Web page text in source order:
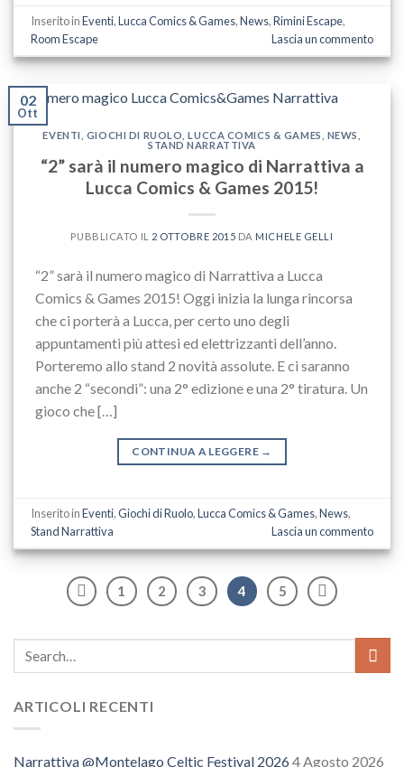
Inserito inEventi,Lucca Comics & Games,News,Rimini Escape,
Room Escape
Lascia un commento
02
Ott
EVENTI GIOCHI DI RUOLO ,LUCCA COMICS & GAMES NEWS
STAND NARRATTIVA
“2” sarà il numero magico di Narrattiva a
Lucca Comics & Games 2015!
PUBBLICATO IL 2 OTTOBRE 2015 DA MICHELE GELLI
“2” sarà il numero magico di Narrattiva a Lucca
Comics & Games 2015! Oggi inizia la lunga rincorsa
che ci porterà a Lucca, per certo uno degli
appuntamenti più attesi ed elettrizzanti dell’anno.
Porteremo allo stand 2 novità assolute. E ci saranno
anche 2 “secondi”: una 2° edizione e una 2° tiratura. Un
gioco che […]
CONTINUA A LEGGERE →
Inserito inEventi,Giochi di Ruolo,Lucca Comics & Games,News,
Stand Narrattiva
Lascia un commento
1 2 3 4 5
ARTICOLI RECENTI
Narrattiva @Montelago Celtic Festival 20264 Agosto 2026